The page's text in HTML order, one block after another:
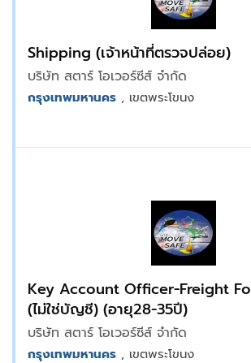
Shipping (เจ้าหน้าที่ตรวจปล่อย)
บริษัท สตาร์ โอเวอร์ซีส์ จำกัด
กรุงเทพมหานคร , เขตพระโขนง
Key Account Officer-Freight
(ไม่ใช่บัญชี) (อายุ28-35ปี)
บริษัท สตาร์ โอเวอร์ซีส์ จำกัด
กรุงเทพมหานคร , เขตพระโขนง